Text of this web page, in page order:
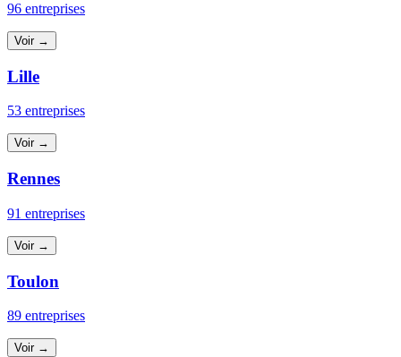
96 entreprises
Voir →
Lille
53 entreprises
Voir →
Rennes
91 entreprises
Voir →
Toulon
89 entreprises
Voir →